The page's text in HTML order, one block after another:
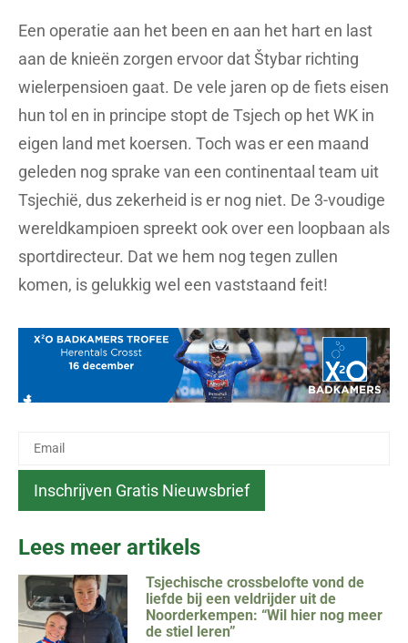
Een operatie aan het been en aan het hart en last
aan de knieën zorgen ervoor dat Štybar richting
wielerpensioen gaat. De vele jaren op de fiets eisen
hun tol en in principe stopt de Tsjech op het WK in
eigen land met koersen. Toch was er een maand
geleden nog sprake van een continentaal team uit
Tsjechië, dus zekerheid is er nog niet. De 3-voudige
wereldkampioen spreekt ook over een loopbaan als
sportdirecteur. Dat we hem nog tegen zullen
komen, is gelukkig wel een vaststaand feit!
Lees meer artikels
Tsjechische crossbelofte vond de
liefde bij een veldrijder uit de
Noorderkempen: “Wil hier nog meer
de stiel leren”